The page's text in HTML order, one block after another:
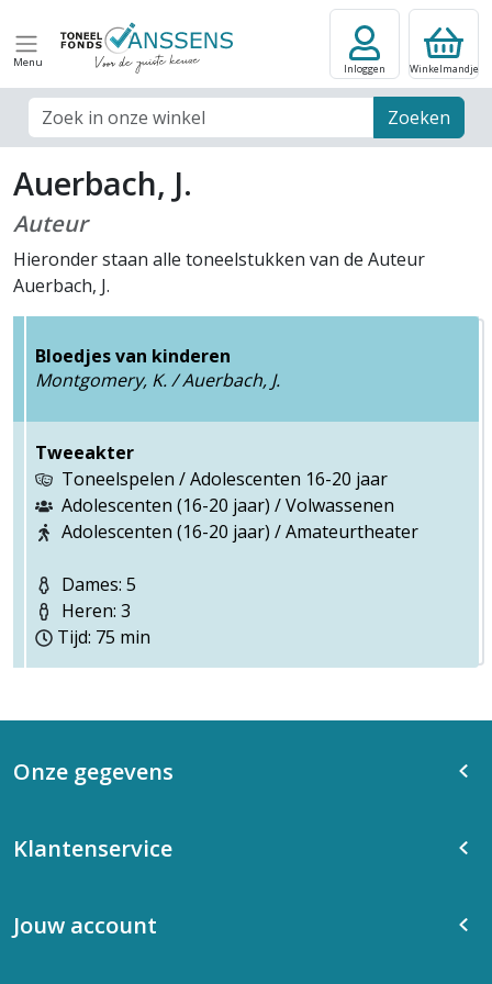
Menu
Zoek veld Zoeken
Inloggen Winkelmandje
Auerbach, J.
Auteur
Hieronder staan alle toneelstukken van de Auteur
Auerbach, J.
Bloedjes van kinderen
Montgomery, K. / Auerbach, J.
Tweeakter
Toneelspelen / Adolescenten 16-20 jaar
Adolescenten (16-20 jaar) / Volwassenen
Adolescenten (16-20 jaar) / Amateurtheater
Dames: 5
Heren: 3
Tijd: 75 min
Onze gegevens
Klantenservice
Jouw account